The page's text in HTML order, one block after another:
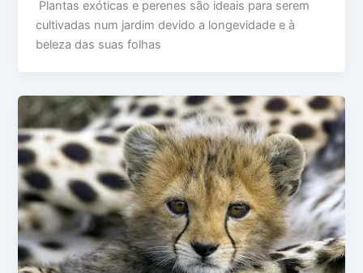
Plantas exóticas e perenes são ideais para serem
cultivadas num jardim devido a longevidade e à
beleza das suas folhas